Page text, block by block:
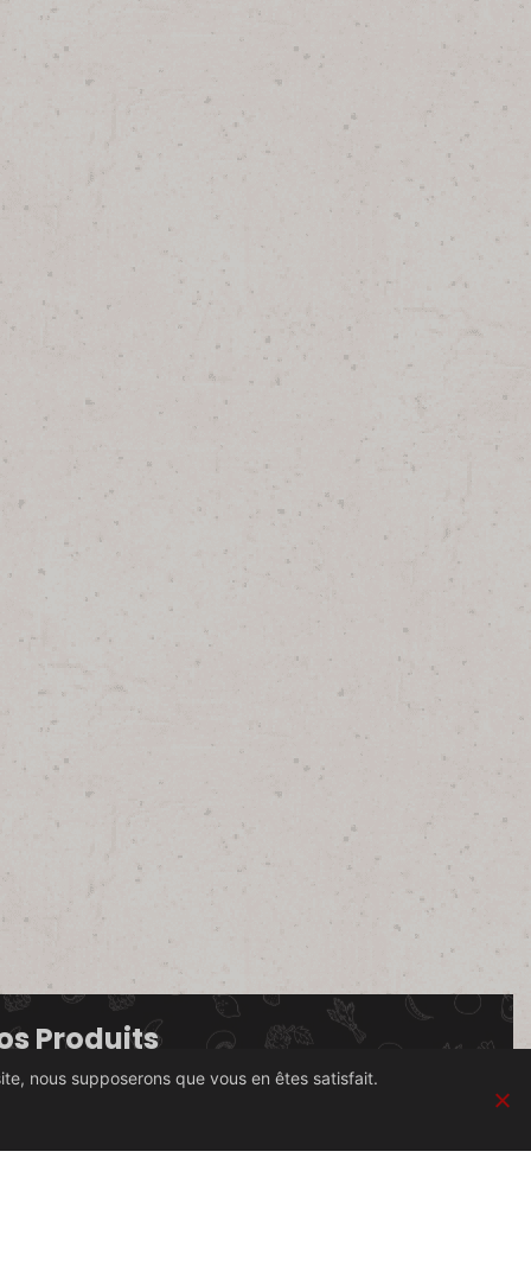
Produits
& œufs
Fruits
nous supposerons que vous en êtes satisfait.